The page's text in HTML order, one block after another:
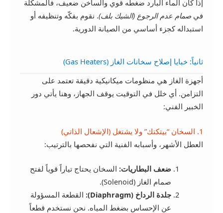
إذا كان الماء البارد ضغطه قوي والساخن ضعيف، فالمشكلة
في صمام عدم الرجوع (الشيك بلف). نقوم بفكّه وتنظيفه أو
استبداله كجزء أساسي من الصيانة الدورية.
ثانياً: خبايا إصلاح سخانات الغاز (Gas Heaters)
أجهزة الغاز هي منظومات ميكانيكية دقيقة تعتمد على
التزامن. أي خلل في التوقيت يوقف الجهاز، وهنا يأتي دور
الخبير الفني:
1. السخان “بيتكتك” ولا يشتغل (الإشعال الذاتي)
العطل الأشهر، وأسبابه الفنية التي نفحصها بالترتيب:
ضعف البطاريات: السخان يحتاج تياراً قوياً لفتح
صمام الغاز (Solenoid).
جلدة الرداخ (Diaphragm):
القطعة المسؤولة
عن الإحساس بضغط المياه. نحن نستخدم قطعاً